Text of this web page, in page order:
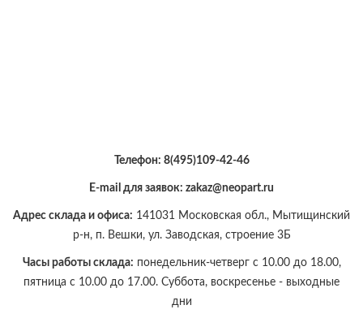
Телефон: 8(495)109-42-46
E-mail для заявок: zakaz@neopart.ru
Адрес склада и офиса: 141031 Московская обл., Мытищинский
р-н, п. Вешки, ул. Заводская, строение 3Б
Часы работы склада: понедельник-четверг с 10.00 до 18.00,
пятница с 10.00 до 17.00. Суббота, воскресенье - выходные
дни